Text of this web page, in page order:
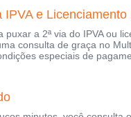
IPVA e Licenciamento
puxar a 2ª via do IPVA ou
consulta de graça no
especiais de